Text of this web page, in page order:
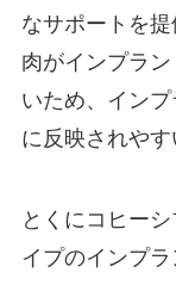
なサポートを
肉がインプラ
いため、イン
に反映されやす
とくにコヒー
イプのインプ